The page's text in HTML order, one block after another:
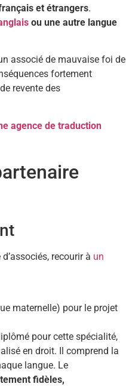
et étrangers.
ou une autre langue
associé de mauvaise foi de
fortement
revente des
agence de traduction
recourir à un
maternelle) pour le projet
pour cette spécialité,
en droit. Il comprend la
langue. Le
fidèles,